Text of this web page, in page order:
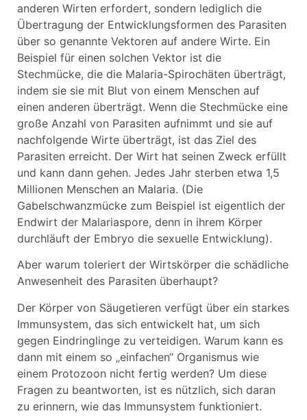
anderen Wirten erfordert, sondern lediglich die
Übertragung der Entwicklungsformen des Parasiten
über so genannte Vektoren auf andere Wirte. Ein
Beispiel für einen solchen Vektor ist die
Stechmücke, die die Malaria-Spirochäten überträgt,
indem sie sie mit Blut von einem Menschen auf
einen anderen überträgt. Wenn die Stechmücke eine
große Anzahl von Parasiten aufnimmt und sie auf
nachfolgende Wirte überträgt, ist das Ziel des
Parasiten erreicht. Der Wirt hat seinen Zweck erfüllt
und kann dann gehen. Jedes Jahr sterben etwa 1,5
Millionen Menschen an Malaria. (Die
Gabelschwanzmücke zum Beispiel ist eigentlich der
Endwirt der Malariaspore, denn in ihrem Körper
durchläuft der Embryo die sexuelle Entwicklung).
Aber warum toleriert der Wirtskörper die schädliche
Anwesenheit des Parasiten überhaupt?
Der Körper von Säugetieren verfügt über ein starkes
Immunsystem, das sich entwickelt hat, um sich
gegen Eindringlinge zu verteidigen. Warum kann es
dann mit einem so „einfachen“ Organismus wie
einem Protozoon nicht fertig werden? Um diese
Fragen zu beantworten, ist es nützlich, sich daran
zu erinnern, wie das Immunsystem funktioniert.